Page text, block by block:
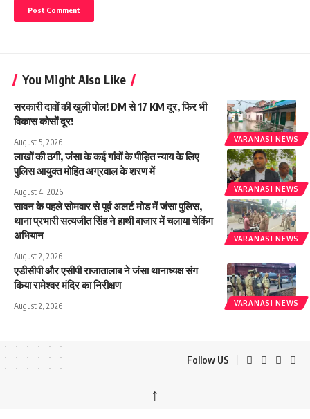
You Might Also Like
VARANASI NEWS
सरकारी दावों की खुली पोल! DM से 17 KM दूर, फिर भी
विकास कोसों दूर!
August 5, 2026
VARANASI NEWS
लाखों की ठगी, जंसा के कई गांवों के पीड़ित न्याय के लिए
पुलिस आयुक्त मोहित अग्रवाल के शरण में
August 4, 2026
VARANASI NEWS
सावन के पहले सोमवार से पूर्व अलर्ट मोड में जंसा पुलिस,
थाना प्रभारी सत्यजीत सिंह ने हाथी बाजार में चलाया चेकिंग
अभियान
August 2, 2026
VARANASI NEWS
एडीसीपी और एसीपी राजातालाब ने जंसा थानाध्यक्ष संग
किया रामेश्वर मंदिर का निरीक्षण
August 2, 2026
Follow US
↑